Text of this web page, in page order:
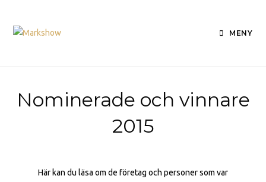
MENY
Nominerade och vinnare
2015
Här kan du läsa om de företag och personer som var